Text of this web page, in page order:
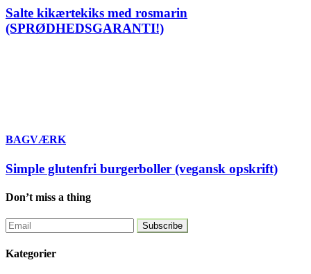
Salte kikærtekiks med rosmarin
(SPRØDHEDSGARANTI!)
BAGVÆRK
Simple glutenfri burgerboller (vegansk opskrift)
Don’t miss a thing
Kategorier